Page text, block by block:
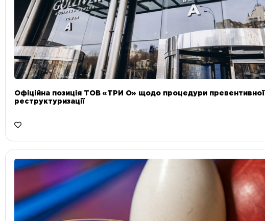
Офіційна позиція ТОВ «ТРИ О» щодо процедури превентивної
реструктуризації